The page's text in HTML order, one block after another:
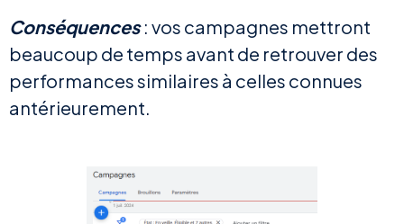
Conséquences: vos campagnes mettront
beaucoup de temps avant de retrouver des
performances similaires à celles connues
antérieurement.